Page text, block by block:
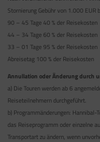
Stornierung Gebühr von 1.000 EUR
90 – 45 Tage 40 % der Reisekosten
44 – 34 Tage 60 % der Reisekosten
33 – 01 Tage 95 % der Reisekosten
Abreisetag 100 % der Reisekosten
Annullation oder Änderung durch
a) Die Touren werden ab 6
Reiseteilnehmern durchgeführt.
b) Programmänderungen:
das Reiseprogramm oder einzelne
Transportart zu ändern, wenn